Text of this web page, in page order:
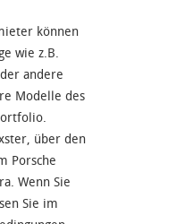
können
wie z.B.
andere
Modelle des
über den
Porsche
Wenn Sie
Sie im